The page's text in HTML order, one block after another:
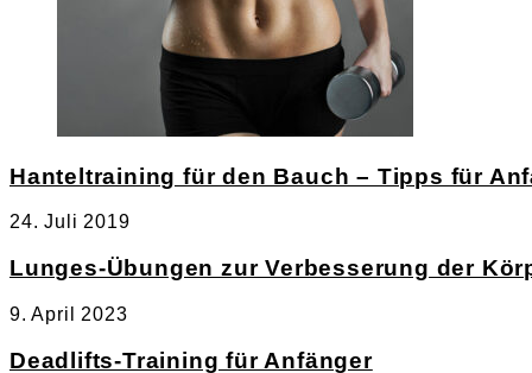
Hanteltraining für den Bauch – Tipps für
24. Juli 2019
Lunges-Übungen zur Verbesserung der
9. April 2023
Deadlifts-Training für Anfänger